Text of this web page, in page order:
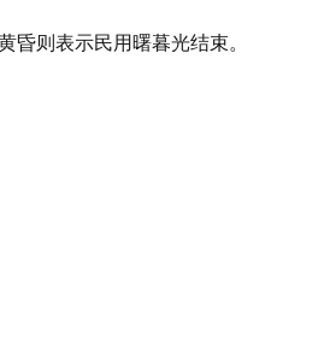
则表示民用曙暮光结束。